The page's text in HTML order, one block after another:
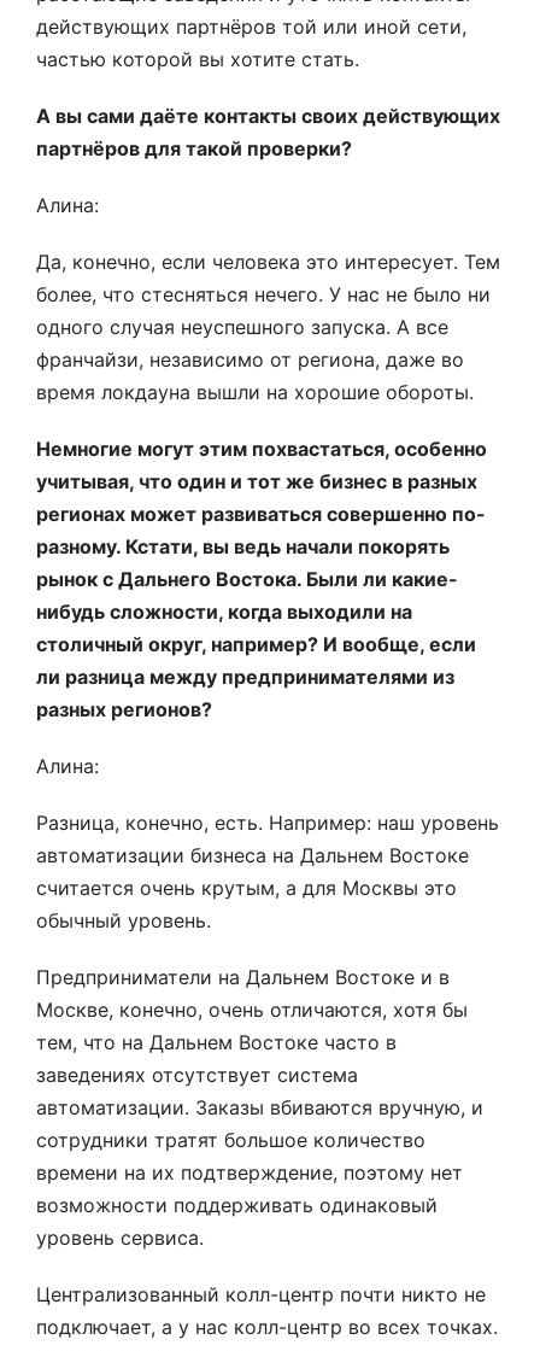
действующих партнёров той или иной сети,
частью которой вы хотите стать.
А вы сами даёте контакты своих действующих
партнёров для такой проверки?
Алина:
Да, конечно, если человека это интересует. Тем
более, что стесняться нечего. У нас не было ни
одного случая неуспешного запуска. А все
франчайзи, независимо от региона, даже во
время локдауна вышли на хорошие обороты.
Немногие могут этим похвастаться, особенно
учитывая, что один и тот же бизнес в разных
регионах может развиваться совершенно по-
разному. Кстати, вы ведь начали покорять
рынок с Дальнего Востока. Были ли какие-
нибудь сложности, когда выходили на
столичный округ, например? И вообще, если
ли разница между предпринимателями из
разных регионов?
Алина:
Разница, конечно, есть. Например: наш уровень
автоматизации бизнеса на Дальнем Востоке
считается очень крутым, а для Москвы это
обычный уровень.
Предприниматели на Дальнем Востоке и в
Москве, конечно, очень отличаются, хотя бы
тем, что на Дальнем Востоке часто в
заведениях отсутствует система
автоматизации. Заказы вбиваются вручную, и
сотрудники тратят большое количество
времени на их подтверждение, поэтому нет
возможности поддерживать одинаковый
уровень сервиса.
Централизованный колл-центр почти никто не
подключает, а у нас колл-центр во всех точках.